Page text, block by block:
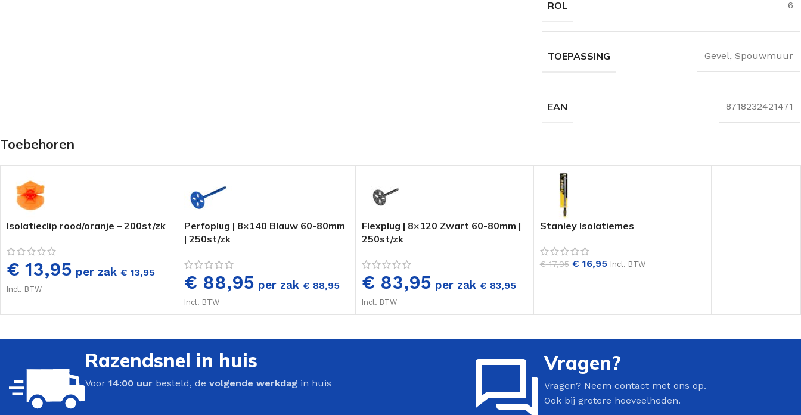
ROL 6
TOEPASSING Gevel,Spouwmuur
EAN 8718232421471
Toebehoren
Isolatieclip rood/oranje – 200st/zk
€ 13,95 per zak € 13,95
Incl. BTW
Perfoplug | 8×140 Blauw 60-80mm
| 250st/zk
€ 88,95 per zak€ 88,95
Incl. BTW
Flexplug | 8×120 Zwart 60-80mm |
250st/zk
€ 83,95 per zak€ 83,95
Incl. BTW
Stanley Isolatiemes
€17,95 € 16,95 Incl. BTW
Razendsnel in huis
Voor 14:00 uur besteld, de volgende werkdag in huis
Vragen?
Vragen? Neem contact met ons op.
Ook bij grotere hoeveelheden.